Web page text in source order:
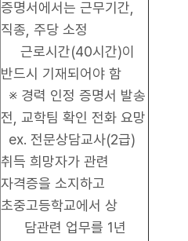
증명서에서는 근무기간,
직종, 주당 소정
근로시간(40시간)이
반드시 기재되어야 함
※ 경력 인정 증명서 발송
전, 교학팀 확인 전화 요망
ex. 전문상담교사(2급)
취득 희망자가 관련
자격증을 소지하고
초중고등학교에서 상
담관련 업무를 1년